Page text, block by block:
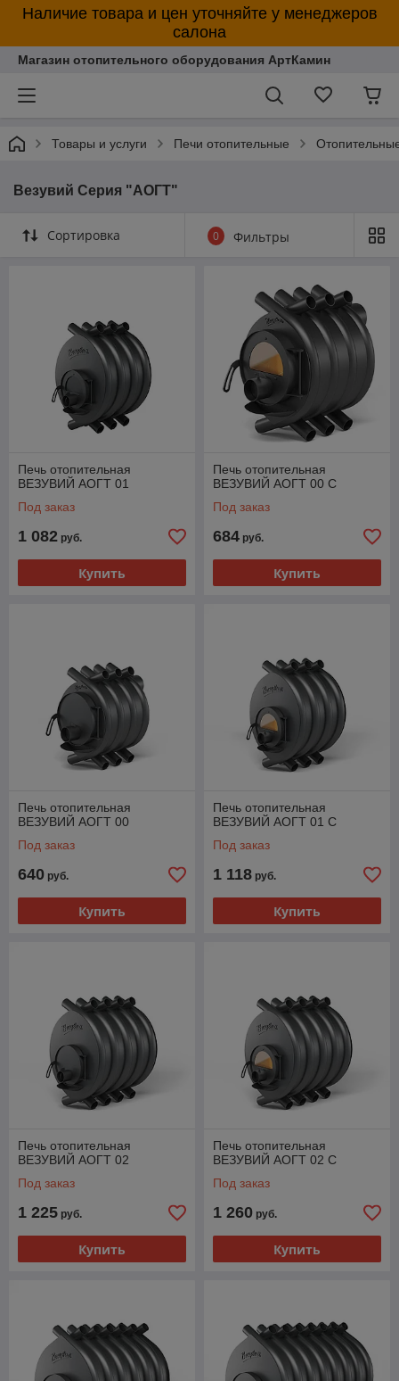
Наличие товара и цен уточняйте у менеджеров
салона
Магазин отопительного оборудования АртКамин
Товары и услуги Печи отопительные
Везувий Серия "АОГТ"
Сортировка 0 Фильтры
Печь отопительная
ВЕЗУВИЙ АОГТ 01
Под заказ
1 082 руб.
Купить
Печь отопительная
ВЕЗУВИЙ АОГТ 00 С
Под заказ
684 руб.
Купить
Печь отопительная
ВЕЗУВИЙ АОГТ 00
Под заказ
640 руб.
Купить
Печь отопительная
ВЕЗУВИЙ АОГТ 01 С
Под заказ
1 118 руб.
Купить
Печь отопительная
ВЕЗУВИЙ АОГТ 02
Под заказ
1 225 руб.
Купить
Печь отопительная
ВЕЗУВИЙ АОГТ 02 С
Под заказ
1 260 руб.
Купить